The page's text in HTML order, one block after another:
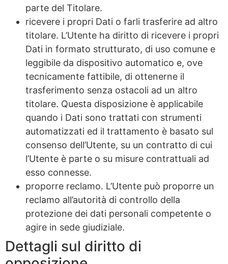
parte del Titolare.
ricevere i propri Dati o farli trasferire ad altro
titolare. L’Utente ha diritto di ricevere i propri
Dati in formato strutturato, di uso comune e
leggibile da dispositivo automatico e, ove
tecnicamente fattibile, di ottenerne il
trasferimento senza ostacoli ad un altro
titolare. Questa disposizione è applicabile
quando i Dati sono trattati con strumenti
automatizzati ed il trattamento è basato sul
consenso dell’Utente, su un contratto di cui
l’Utente è parte o su misure contrattuali ad
esso connesse.
proporre reclamo. L’Utente può proporre un
reclamo all’autorità di controllo della
protezione dei dati personali competente o
agire in sede giudiziale.
Dettagli sul diritto di